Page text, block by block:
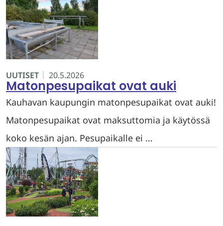
UUTISET 20.5.2026
Matonpesupaikat ovat auki
Kauhavan kaupungin matonpesupaikat ovat auki!
Matonpesupaikat ovat maksuttomia ja käytössä
koko kesän ajan. Pesupaikalle ei …